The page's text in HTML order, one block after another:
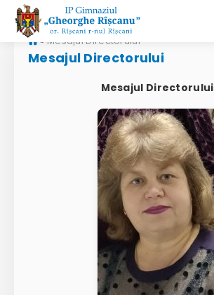
» Mesajul Directorului
Mesajul Directorului
Mesajul Directorului